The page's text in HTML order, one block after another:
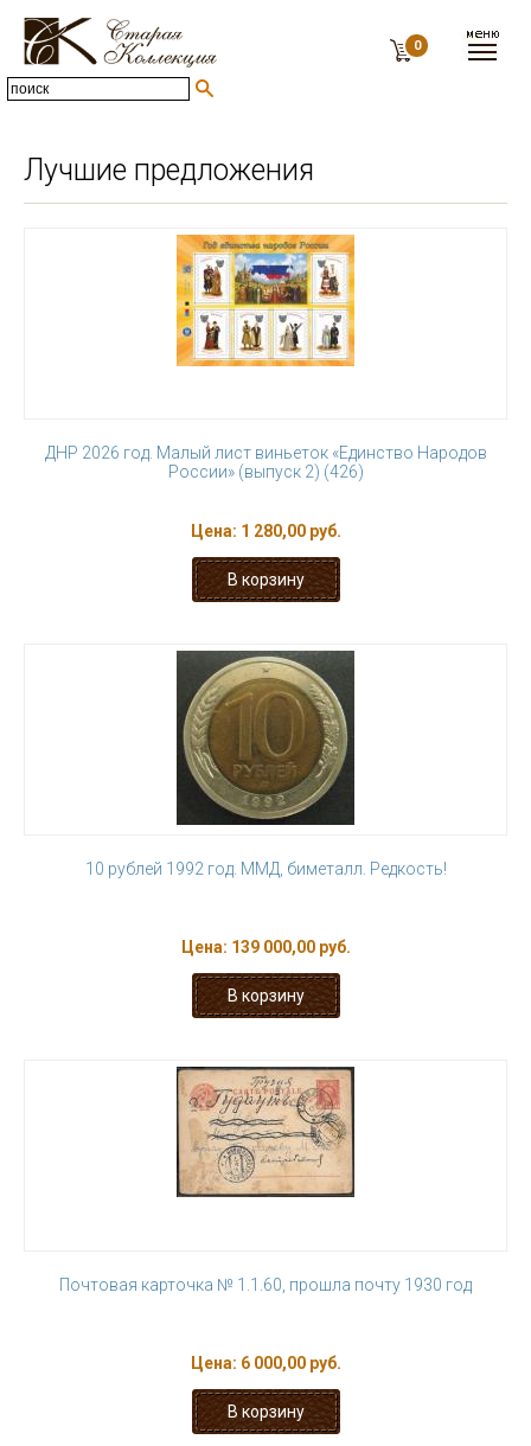
0
Лучшие предложения
ДНР 2026 год. Малый лист виньеток «Единство Народов
России» (выпуск 2) (426)
Цена: 1 280,00 руб.
10 рублей 1992 год. ММД, биметалл. Редкость!
Цена: 139 000,00 руб.
Почтовая карточка № 1.1.60, прошла почту 1930 год
Цена: 6 000,00 руб.